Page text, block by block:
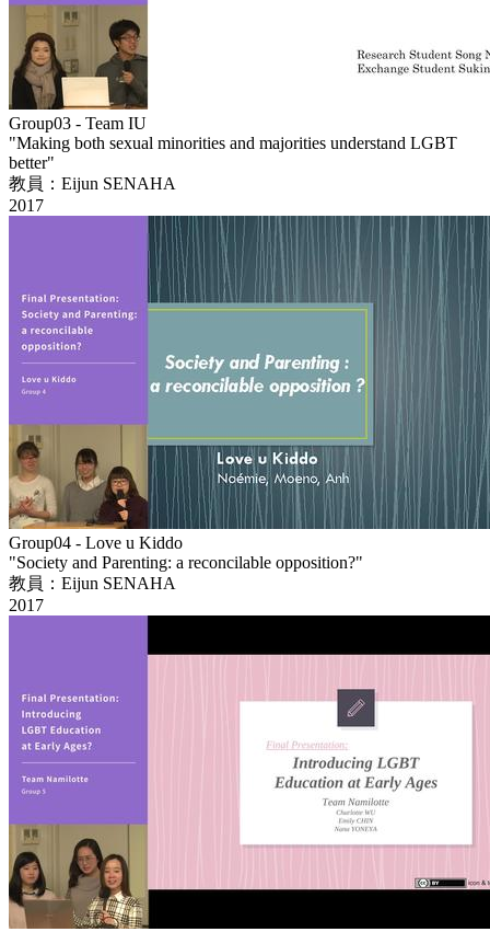
Group03 - Team IU
"Making both sexual minorities and majorities understand LGBT
better"
教員：Eijun SENAHA
2017
Group04 - Love u Kiddo
"Society and Parenting: a reconcilable opposition?"
教員：Eijun SENAHA
2017